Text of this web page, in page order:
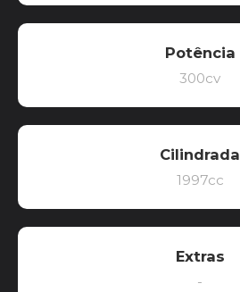
Potência
300cv
Cilindrada
1997cc
Extras
-